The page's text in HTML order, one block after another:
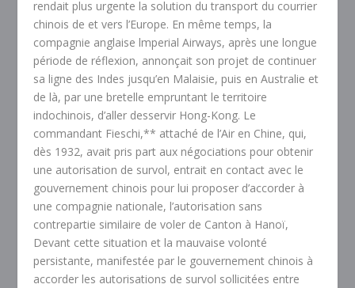
rendait plus urgente la solution du transport du courrier
chinois de et vers l’Europe. En même temps, la
compagnie anglaise lmperial Airways, après une longue
période de réflexion, annonçait son projet de continuer
sa ligne des Indes jusqu’en Malaisie, puis en Australie et
de là, par une bretelle empruntant le territoire
indochinois, d’aller desservir Hong-Kong. Le
commandant Fieschi,** attaché de l’Air en Chine, qui,
dès 1932, avait pris part aux négociations pour obtenir
une autorisation de survol, entrait en contact avec le
gouvernement chinois pour lui proposer d’accorder à
une compagnie nationale, l’autorisation sans
contrepartie similaire de voler de Canton à Hanoï,
Devant cette situation et la mauvaise volonté
persistante, manifestée par le gouvernement chinois à
accorder les autorisations de survol sollicitées entre